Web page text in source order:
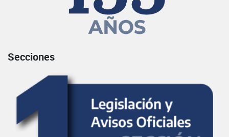
Secciones